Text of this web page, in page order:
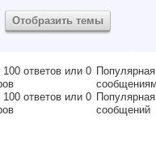
сообщений